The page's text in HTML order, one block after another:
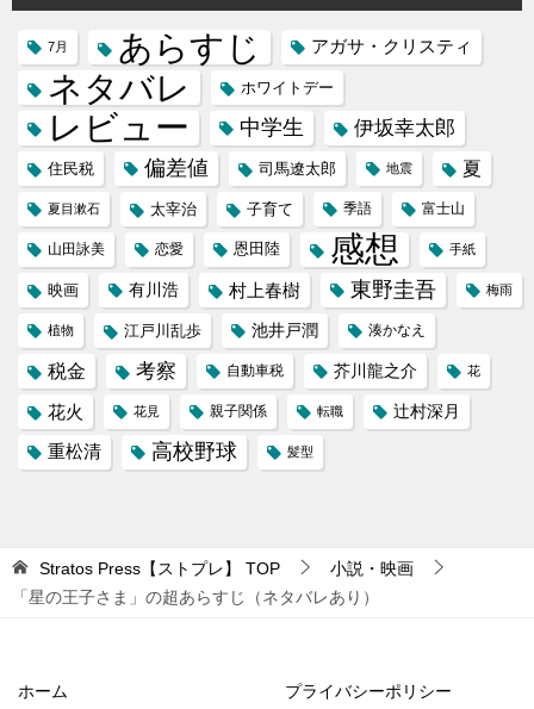
7月 あらすじ アガサ・クリスティ
ネタバレ ホワイトデー
レビュー 中学生 伊坂幸太郎
住民税 偏差値 司馬遼太郎 地震 夏
夏目漱石 太宰治 子育て 季語 富士山
山田詠美 恋愛 恩田陸 感想 手紙
映画 有川浩 村上春樹 東野圭吾 梅雨
植物 江戸川乱歩 池井戸潤 湊かなえ
税金 考察 自動車税 芥川龍之介 花
花火 花見 親子関係 転職 辻村深月
重松清 高校野球 髪型
Stratos Press【ストプレ】 TOP
小説・映画
「星の王子さま」の超あらすじ（ネタバレあり）
ホーム プライバシーポリシー